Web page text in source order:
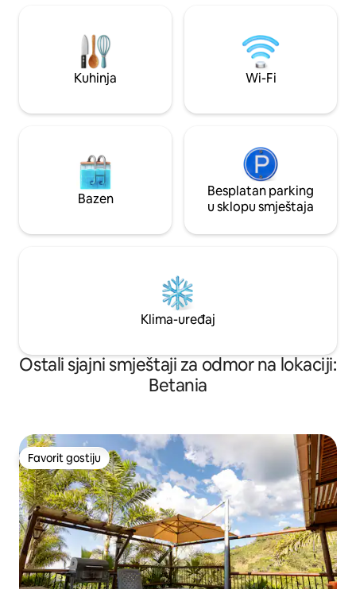
plaćate direktno
mjesta.
Kuhinja Wi-Fi
Bazen
Besplatan parking
u sklopu smještaja
Klima-uređaj
Ostali sjajni smještaji za odmor na lokaciji:
Betania
Favorit gostiju
Favorit gostiju